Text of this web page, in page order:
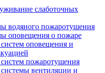
слаботочных
водяного пожаротушения
оповещения о пожаре
оповещения и
пожаротушения
вентиляции и